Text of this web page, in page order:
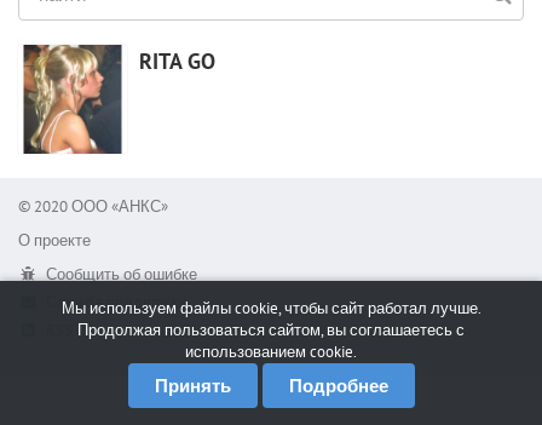
RITA GO
© 2020 ООО «АНКС»
О проекте
Сообщить об ошибке
Служба поддержки
Мы используем файлы cookie, чтобы сайт работал лучше.
Продолжая пользоваться сайтом, вы соглашаетесь с
использованием cookie.
Принять Подробнее